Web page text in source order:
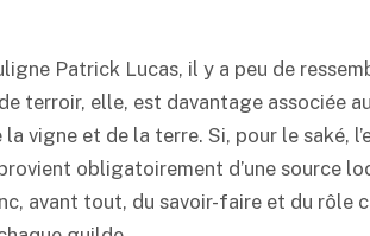
Patrick Lucas, il y a peu de
terroir, elle, est davantage associée
vigne et de la terre. Si, pour le saké,
obligatoirement d’une source
avant tout, du savoir-faire et du rôle